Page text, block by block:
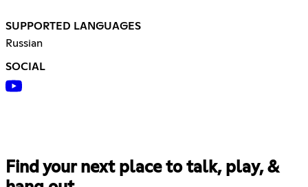
SUPPORTED LANGUAGES
Russian
SOCIAL
Find your next place to talk, play, &